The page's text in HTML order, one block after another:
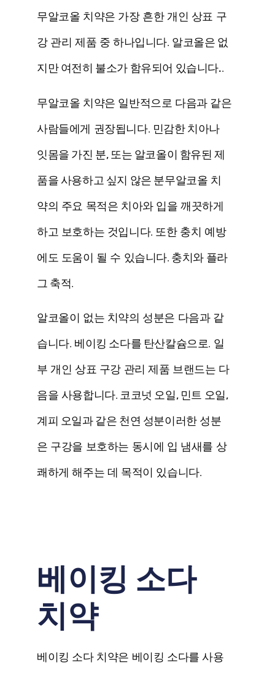
무알코올 치약은 가장 흔한 개인 상표 구
강 관리 제품 중 하나입니다. 알코올은 없
지만 여전히 불소가 함유되어 있습니다..
무알코올 치약은 일반적으로 다음과 같은
사람들에게 권장됩니다. 민감한 치아나
잇몸을 가진 분, 또는 알코올이 함유된 제
품을 사용하고 싶지 않은 분무알코올 치
약의 주요 목적은 치아와 입을 깨끗하게
하고 보호하는 것입니다. 또한 충치 예방
에도 도움이 될 수 있습니다. 충치와 플라
그 축적.
알코올이 없는 치약의 성분은 다음과 같
습니다. 베이킹 소다를 탄산칼슘으로. 일
부 개인 상표 구강 관리 제품 브랜드는 다
음을 사용합니다. 코코넛 오일, 민트 오일,
계피 오일과 같은 천연 성분이러한 성분
은 구강을 보호하는 동시에 입 냄새를 상
쾌하게 해주는 데 목적이 있습니다.
베이킹 소다
치약
베이킹 소다 치약은 베이킹 소다를 사용